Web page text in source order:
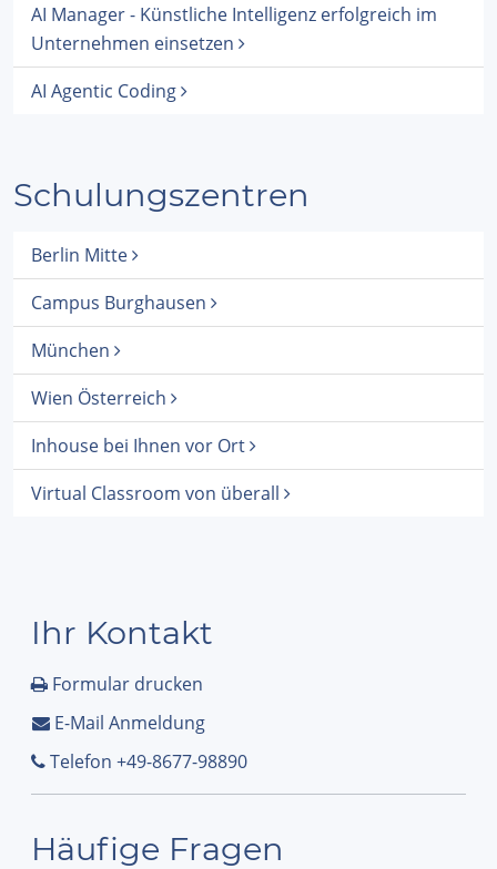
AI Manager - Künstliche Intelligenz erfolgreich im
Unternehmen einsetzen
AI Agentic Coding
Schulungszentren
Berlin Mitte
Campus Burghausen
München
Wien Österreich
Inhouse bei Ihnen vor Ort
Virtual Classroom von überall
Ihr Kontakt
Formular drucken
E-Mail Anmeldung
Telefon +49-8677-98890
Häufige Fragen